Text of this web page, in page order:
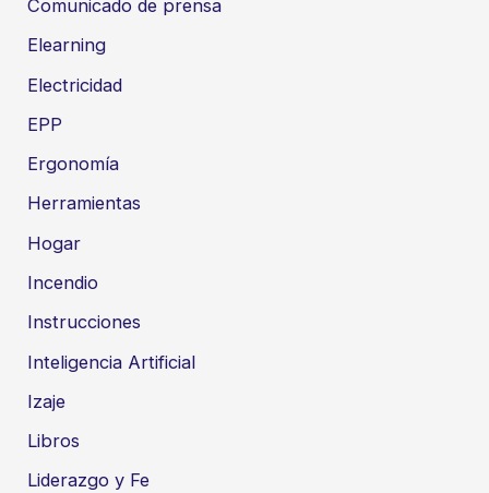
Comunicado de prensa
Elearning
Electricidad
EPP
Ergonomía
Herramientas
Hogar
Incendio
Instrucciones
Inteligencia Artificial
Izaje
Libros
Liderazgo y Fe